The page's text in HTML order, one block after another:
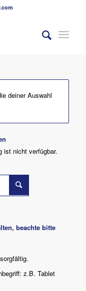
deiner Auswahl
ist nicht verfügbar.
beachte bitte
z.B. Tablet